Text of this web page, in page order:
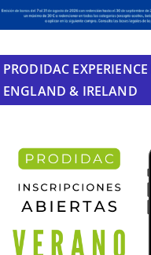
PRODIDAC
ENGLAND & IRELAND